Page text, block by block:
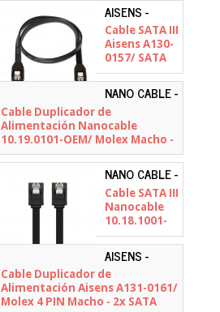
AISENS -
A130-0157
Cable SATA III
Aisens A130-
0157/ SATA
Hembra -
SATA
Hembra/
Hasta 0.1W/
768Mbps/
50cm/ Negro
NANO CABLE -
10.19.0101-
OEM
Cable Duplicador de
Alimentación Nanocable
10.19.0101-OEM/ Molex Macho -
2x SATA Hembra/ 20cm
NANO CABLE -
10.18.1001-BK
Cable SATA III
Nanocable
10.18.1001-
BK/ 50cm/
Negro
AISENS -
A131-0161
Cable Duplicador de
Alimentación Aisens A131-0161/
Molex 4 PIN Macho - 2x SATA